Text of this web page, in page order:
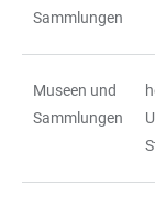
Sammlungen
Museen und
Sammlungen